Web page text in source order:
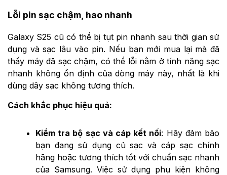
Lỗi pin sạc chậm, hao nhanh
Galaxy S25 cũ có thể bị tụt pin nhanh sau thời gian sử
dụng và sạc lâu vào pin. Nếu bạn mới mua lại mà đã
thấy máy đã sạc chậm, có thể lỗi nằm ở tính năng sạc
nhanh không ổn định của dòng máy này, nhất là khi
dùng dây sạc không tương thích.
Cách khắc phục hiệu quả:
Kiểm tra bộ sạc và cáp kết nối: Hãy đảm bảo
bạn đang sử dụng củ sạc và cáp sạc chính
hãng hoặc tương thích tốt với chuẩn sạc nhanh
của Samsung. Việc sử dụng phụ kiện không